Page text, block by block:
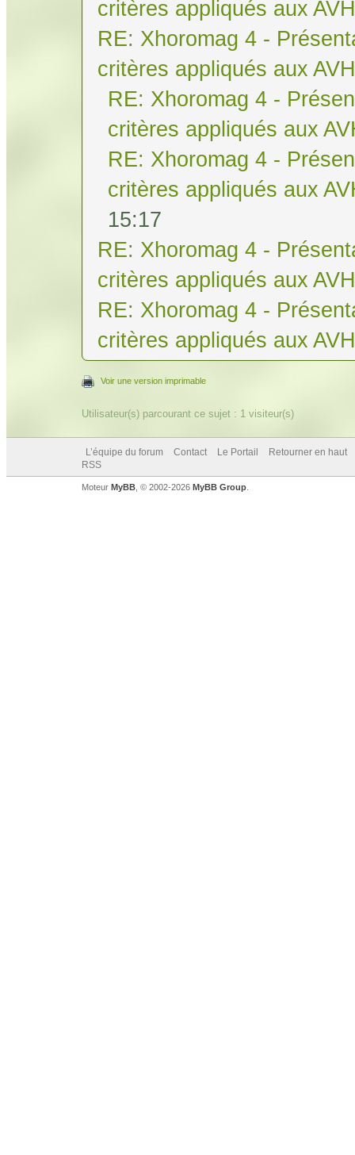
critères appliqués aux AVH
RE: Xhoromag 4 -
critères appliqués aux AVH
RE: Xhoromag 4 -
critères appliqués aux
RE: Xhoromag 4 -
critères appliqués aux
15:17
RE: Xhoromag 4 -
critères appliqués aux AVH
RE: Xhoromag 4 -
critères appliqués aux AVH
Voir une version imprimable
Utilisateur(s) parcourant ce sujet : 1 visiteur(s)
L’équipe du forum Contact Le Portail
Retourner en haut
RSS
Moteur MyBB , © 2002-2026 MyBB Group